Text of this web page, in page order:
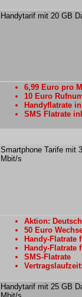
Handytarif mit 20 GB
6,99 Euro pro
10 Euro
Handyflatrate
SMS Flatrate
Smartphone Tarife mit
Mbit/s
Aktion:
50 Euro
Handy-Flatrate
Handy-Flatrate
SMS-Flatrate
Handytarif mit 25 GB